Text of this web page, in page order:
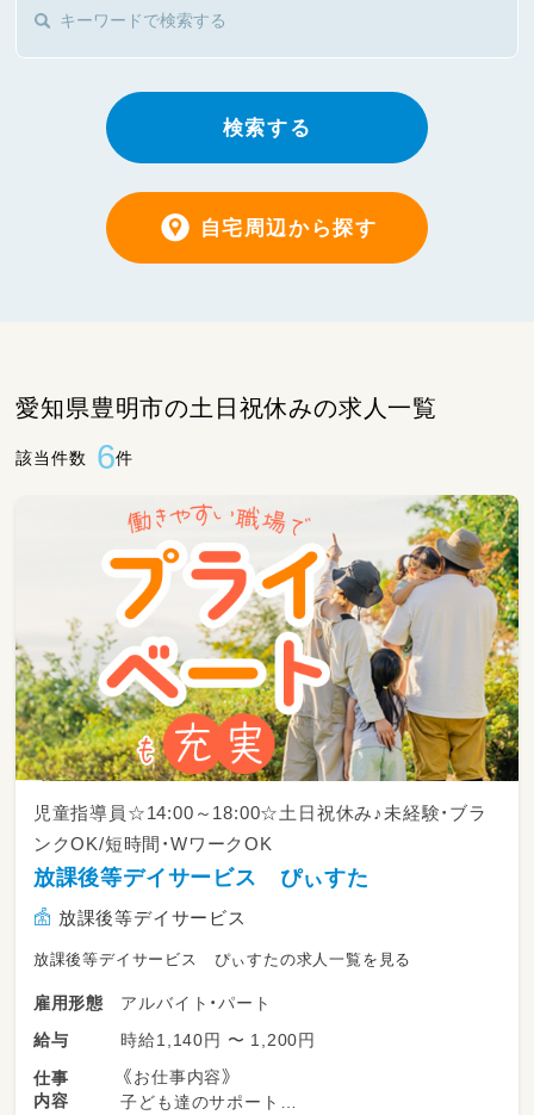
検索する
自宅周辺から探す
愛知県豊明市の土日祝休みの求人一覧
該当件数 6件
児童指導員☆14:00～18:00☆土日祝休み♪未経験・ブラ
ンクOK/短時間・WワークOK
放課後等デイサービス ぴぃすた
放課後等デイサービス
放課後等デイサービス ぴぃすたの求人一覧を見る
雇用形態
アルバイト・パート
給与
時給1,140円 〜 1,200円
仕事
内容
《お仕事内容》
子ども達のサポート